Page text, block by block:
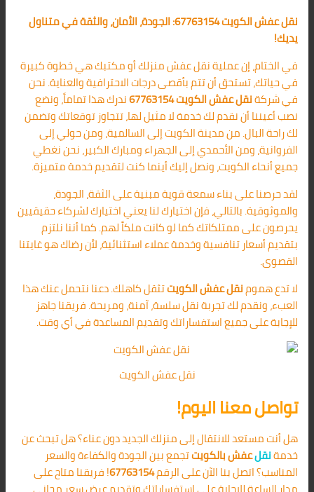
نقل عفش الكويت 67763154: الجودة، الأمان، والثقة في متناول
يديك!
في الختام، إن عملية نقل عفش منزلك أو مكتبك هي خطوة كبيرة
في حياتك، تستحق أن تتم بأقصى درجات الاحترافية والعناية. نحن
في شركةنقل عفش الكويت 67763154
ندرك هذا تماماً، ونضع
نصب أعيننا أن نقدم لك خدمة لا مثيل لها، تتجاوز توقعاتك وتضمن
لك راحة البال. من مدينة الكويت إلى السالمية، ومن حولي إلى
الفروانية، ومن الأحمدي إلى الجهراء ومبارك الكبير، نحن نغطي
جميع أنحاء الكويت، ونصل إليك أينما كنت لتقديم خدمة متميزة.
لقد حرصنا على بناء سمعة قوية مبنية على الثقة، الجودة،
والموثوقية. بالتالي، فإن اختيارك لنا يعني اختيارك لشركاء حقيقيين
يحرصون على ممتلكاتك كما لو كانت ملكاً لهم. كما أننا نلتزم
بتقديم أسعار تنافسية وخدمة عملاء استثنائية، لأن رضاك هو غايتنا
القصوى.
لا تدع همومنقل عفش الكويتتثقل كاهلك. دعنا نتحمل عنك هذا
العبء، ونقدم لك تجربة نقل سلسة، آمنة، ومريحة. فريقنا جاهز
للإجابة على جميع استفساراتك وتقديم المساعدة في أي وقت.
نقل عفش الكويت
تواصل معنا اليوم!
هل أنت مستعد للانتقال إلى منزلك الجديد دون عناء؟ هل تبحث عن
خدمةنقلعفش بالكويتتجمع بين الجودة والكفاءة والسعر
المناسب؟ اتصل بنا الآن على الرقم67763154! فريقنا متاح على